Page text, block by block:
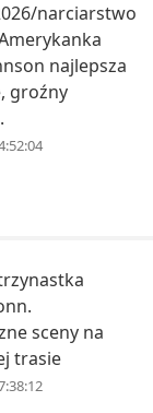
narciarstwo
najlepsza
groźny
sceny na
trasie